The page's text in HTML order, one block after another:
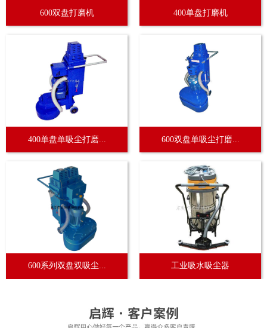
600双盘打磨机 400单盘打磨机
400单盘单吸尘打磨... 600双盘单吸尘打磨...
600系列双盘双吸尘... 工业吸水吸尘器